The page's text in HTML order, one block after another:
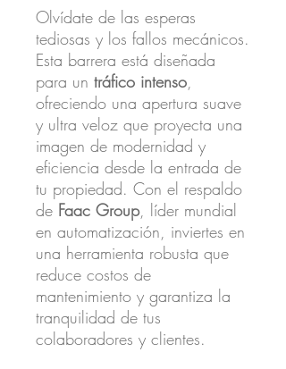
Olvídate de las esperas
tediosas y los fallos mecánicos.
Esta barrera está diseñada
para un tráfico intenso,
ofreciendo una apertura suave
y ultra veloz que proyecta una
imagen de modernidad y
eficiencia desde la entrada de
tu propiedad. Con el respaldo
de Faac Group, líder mundial
en automatización, inviertes en
una herramienta robusta que
reduce costos de
mantenimiento y garantiza la
tranquilidad de tus
colaboradores y clientes.